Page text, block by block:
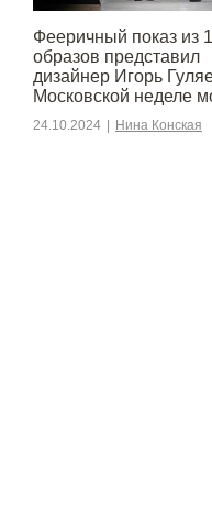
Фееричный показ из
образов представил
дизайнер Игорь
Московской неделе
24.10.2024 Нина Конская